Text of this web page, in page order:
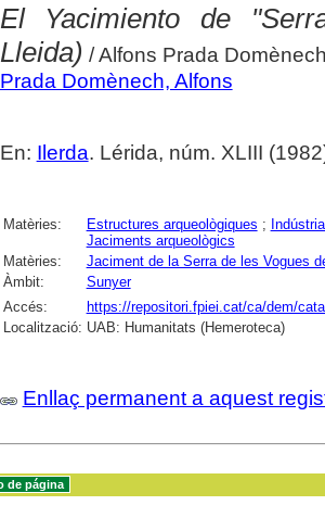
El Yacimiento de
Lleida) / Alfons Prada
Prada Domènech, Alfons
En: Ilerda. Lérida, núm. XLIII
Matèries: Estructures arqueològiques ;
Jaciments arqueològics
Matèries:
Jaciment de la Serra de les Vogues
Àmbit:
Sunyer
Accés:
https://repositori.fpiei.cat/ca/dem/
Localització: UAB: Humanitats (Hemeroteca)
Enllaç permanent a aquest